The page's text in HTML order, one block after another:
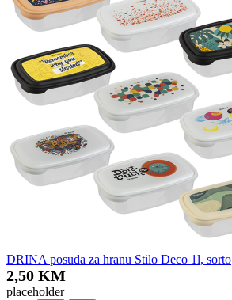
DRINA posuda za hranu Stilo Deco 1l, sorto
2,50 KM
placeholder